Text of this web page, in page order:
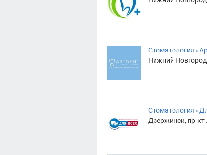
Стоматология
Нижний
Стоматология
Дзержинск, пр-кт